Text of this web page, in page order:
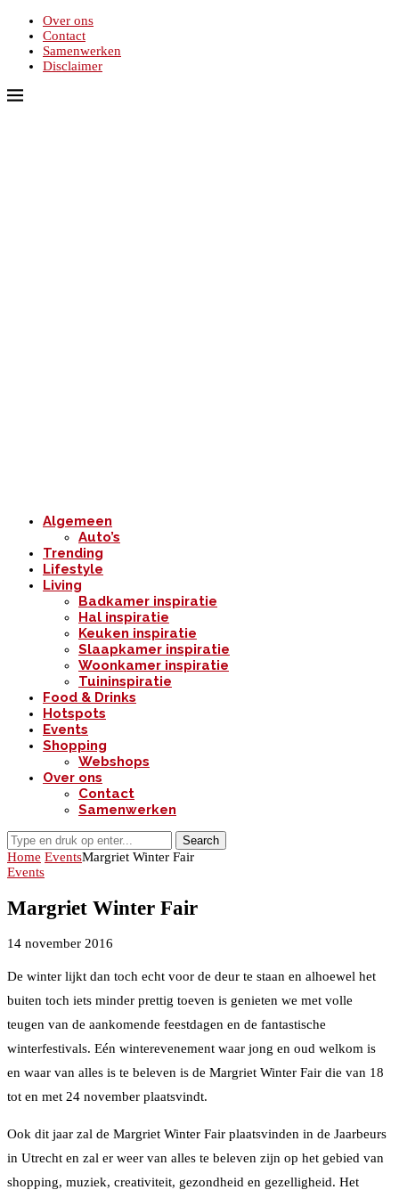
Over ons
Contact
Samenwerken
Disclaimer
Algemeen
Auto’s
Trending
Lifestyle
Living
Badkamer inspiratie
Hal inspiratie
Keuken inspiratie
Slaapkamer inspiratie
Woonkamer inspiratie
Tuininspiratie
Food & Drinks
Hotspots
Events
Shopping
Webshops
Over ons
Contact
Samenwerken
Search
Home EventsMargriet Winter Fair
Events
Margriet Winter Fair
14 november 2016
De winter lijkt dan toch echt voor de deur te staan en alhoewel het
buiten toch iets minder prettig toeven is genieten we met volle
teugen van de aankomende feestdagen en de fantastische
winterfestivals. Eén winterevenement waar jong en oud welkom is
en waar van alles is te beleven is de Margriet Winter Fair die van 18
tot en met 24 november plaatsvindt.
Ook dit jaar zal de Margriet Winter Fair plaatsvinden in de Jaarbeurs
in Utrecht en zal er weer van alles te beleven zijn op het gebied van
shopping, muziek, creativiteit, gezondheid en gezelligheid. Het